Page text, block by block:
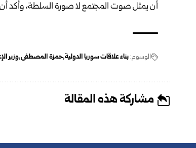
أن يمثل صوت المجتمع لا صورة السلطة، وأكد أن
الوسوم:بناء علاقات سوريا الدولية حمزة المصطفى وزير
مشاركة هذه المقالة